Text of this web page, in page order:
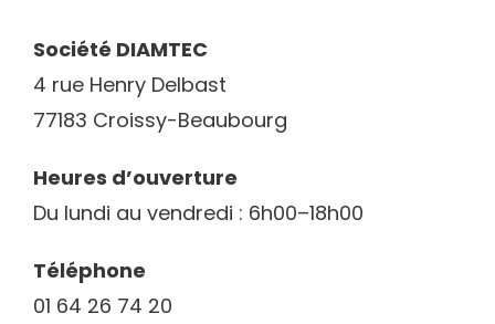
Société DIAMTEC
4 rue Henry Delbast
77183 Croissy-Beaubourg
Heures d’ouverture
Du lundi au vendredi : 6h00–18h00
Téléphone
01 64 26 74 20